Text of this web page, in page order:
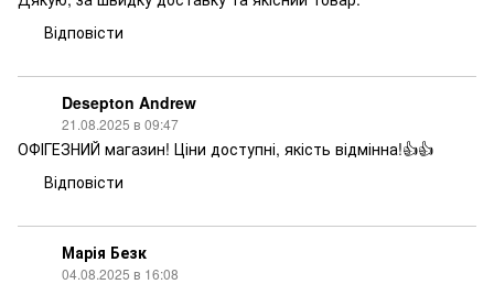
Відповісти
Desepton Andrew
21.08.2025 в 09:47
ОФІГЕЗНИЙ магазин! Ціни доступні, якість відмінна!👍👍
Відповісти
Марія Безк
04.08.2025 в 16:08